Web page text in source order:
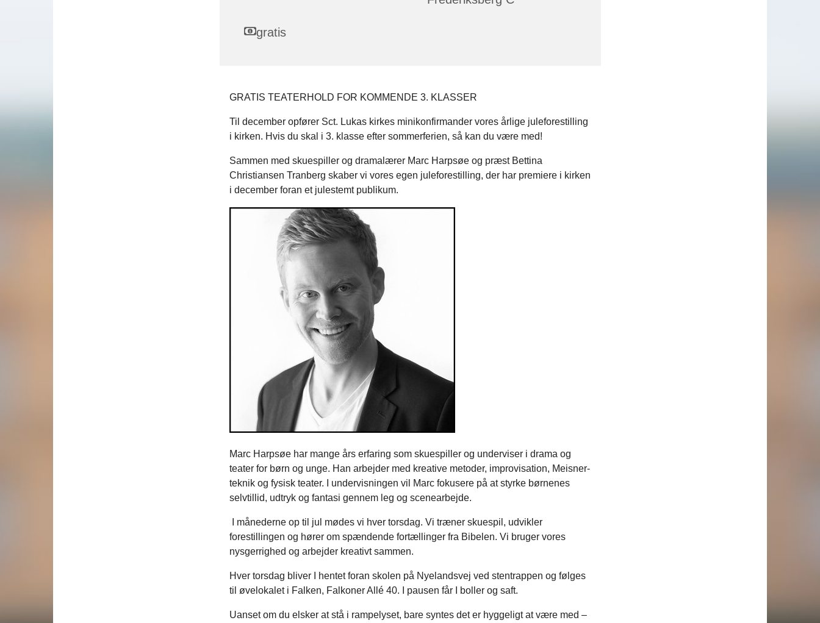
gratis
GRATIS TEATERHOLD FOR KOMMENDE 3. KLASSER
Til december opfører Sct. Lukas kirkes minikonfirmander vores årlige juleforestilling
i kirken. Hvis du skal i 3. klasse efter sommerferien, så kan du være med!
Sammen med skuespiller og dramalærer Marc Harpsøe og præst Bettina
Christiansen Tranberg skaber vi vores egen juleforestilling, der har premiere i kirken
i december foran et julestemt publikum.
Marc Harpsøe har mange års erfaring som skuespiller og underviser i drama og
teater for børn og unge. Han arbejder med kreative metoder, improvisation, Meisner-
teknik og fysisk teater. I undervisningen vil Marc fokusere på at styrke børnenes
selvtillid, udtryk og fantasi gennem leg og scenearbejde.
I månederne op til jul mødes vi hver torsdag. Vi træner skuespil, udvikler
forestillingen og hører om spændende fortællinger fra Bibelen. Vi bruger vores
nysgerrighed og arbejder kreativt sammen.
Hver torsdag bliver I hentet foran skolen på Nyelandsvej ved stentrappen og følges
til øvelokalet i Falken, Falkoner Allé 40. I pausen får I boller og saft.
Uanset om du elsker at stå i rampelyset, bare syntes det er hyggeligt at være med –